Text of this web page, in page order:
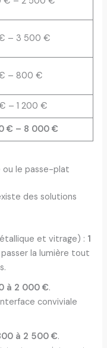
– 3 500 €
– 800 €
– 1 200 €
€ – 8 000 €
ou le passe-plat
des solutions
et vitrage) : 1
la lumière tout
à 2 000 €.
conviviale
à 2 500 €.